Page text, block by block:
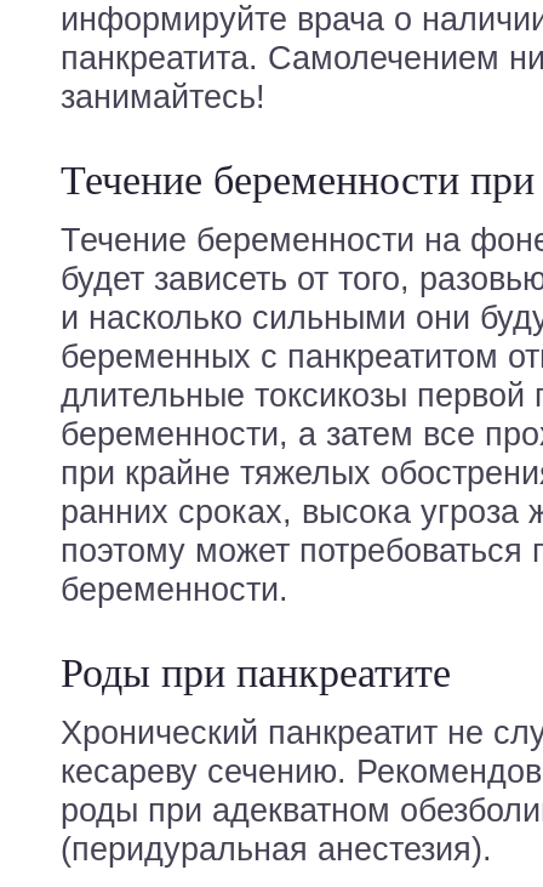
информируйте врача о
панкреатита. Самолечением
занимайтесь!
Течение беременности при
Течение беременности на
будет зависеть от того,
и насколько сильными они
беременных с панкреатитом
длительные токсикозы первой
беременности, а затем все
при крайне тяжелых
ранних сроках, высока
поэтому может потребоваться
беременности.
Роды при панкреатите
Хронический панкреатит не
кесареву сечению.
роды при адекватном
(перидуральная анестезия).